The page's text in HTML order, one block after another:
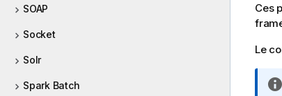
SOAP
Socket
Solr
Spark Batch
Ces
Le